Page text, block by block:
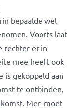
bepaalde wel
Voorts laat
rechter er in
mee heeft ook
is gekoppeld aan
te ontbinden,
Men moet